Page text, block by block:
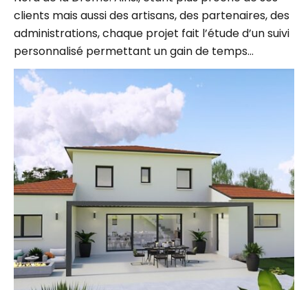
administrations, chaque projet fait l’étude d’un suivi
personnalisé permettant un gain de temps…